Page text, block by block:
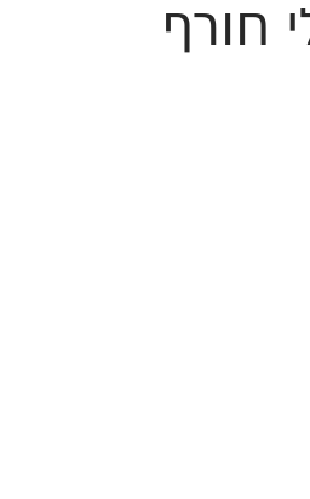
חורף